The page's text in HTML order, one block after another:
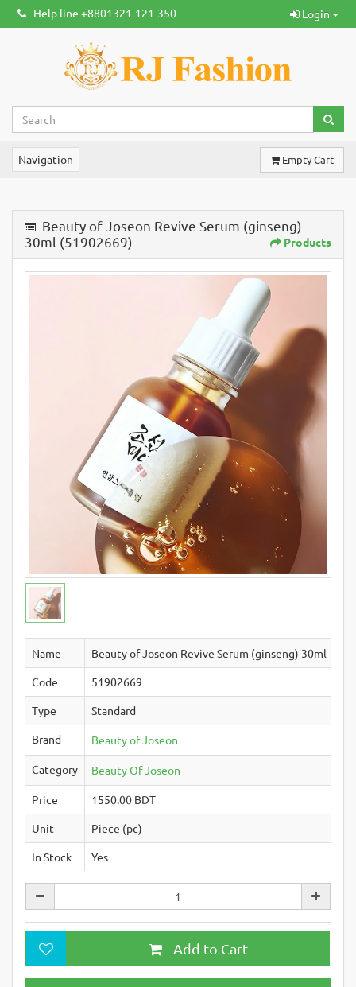
Help line +8801321-121-350 Login
Navigation Empty Cart
Beauty of Joseon Revive Serum (ginseng)
30ml (51902669)
Products
Name
Beauty of Joseon Revive Serum (ginseng) 30ml
Code
51902669
Type
Standard
Brand
Beauty of Joseon
Category Beauty Of Joseon
Price
1550.00 BDT
Unit
Piece (pc)
In Stock
Yes
Add to Cart